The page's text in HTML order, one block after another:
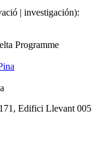
| investigación):
Programme
Edifici Llevant 005